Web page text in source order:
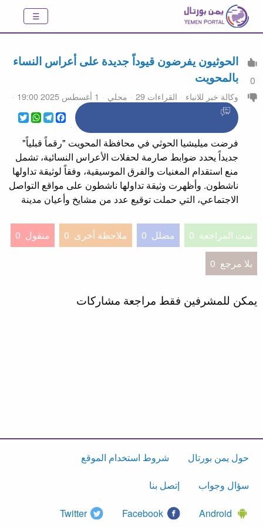
0
الحوثيون يفرضون قيوداً جديدة على أعراس النساء
بالمحويت
وكالة خبر للانباء القراءات 29 محلي
1 أغسطس 2025 19:00
Twitter
WhatsApp
Telegram
Facebook
فرضت ميليشيا الحوثي في محافظة المحويت "رقماً قبلياً"
جديداً يحدد ضوابط صارمة لحفلات الأعراس النسائية، تشمل
منع استقدام المغنيات والفرق الموسيقية، وفقاً لوثيقة تداولها
ناشطون. وأظهرت وثيقة تداولها ناشطون على مواقع التواصل
الاجتماعي، التي حملت توقيع عدد من مشايخ وأعيان مدينة
تمت المراجعة 0 مضلل 0 ملاحظة أخرى 0 منقول 0
بلا مرجع 0
يمكن للمشرفين فقط مراجعة مشاركات
حول يمن بورتال شروط استخدام الموقع
سؤال وجواب إتصل بنا
Android
Facebook
Twitter